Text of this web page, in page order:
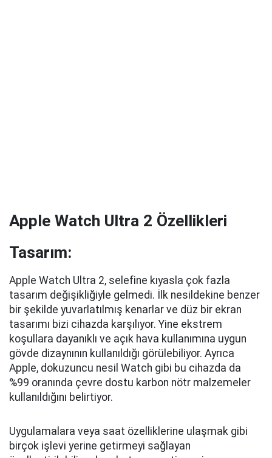
Apple Watch Ultra 2 Özellikleri
Tasarım:
Apple Watch Ultra 2, selefine kıyasla çok fazla
tasarım değişikliğiyle gelmedi. İlk nesildekine benzer
bir şekilde yuvarlatılmış kenarlar ve düz bir ekran
tasarımı bizi cihazda karşılıyor. Yine ekstrem
koşullara dayanıklı ve açık hava kullanımına uygun
gövde dizaynının kullanıldığı görülebiliyor. Ayrıca
Apple, dokuzuncu nesil Watch gibi bu cihazda da
%99 oranında çevre dostu karbon nötr malzemeler
kullanıldığını belirtiyor.
Uygulamalara veya saat özelliklerine ulaşmak gibi
birçok işlevi yerine getirmeyi sağlayan